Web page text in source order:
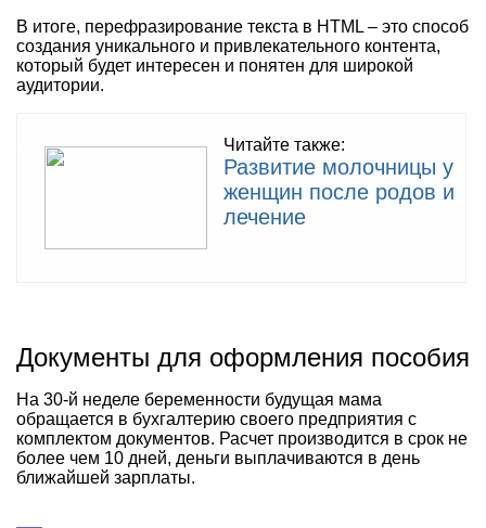
В итоге, перефразирование текста в HTML – это способ
создания уникального и привлекательного контента,
который будет интересен и понятен для широкой
аудитории.
Читайте также:
Развитие молочницы у
женщин после родов и
лечение
Документы для оформления пособия
На 30-й неделе беременности будущая мама
обращается в бухгалтерию своего предприятия с
комплектом документов. Расчет производится в срок не
более чем 10 дней, деньги выплачиваются в день
ближайшей зарплаты.